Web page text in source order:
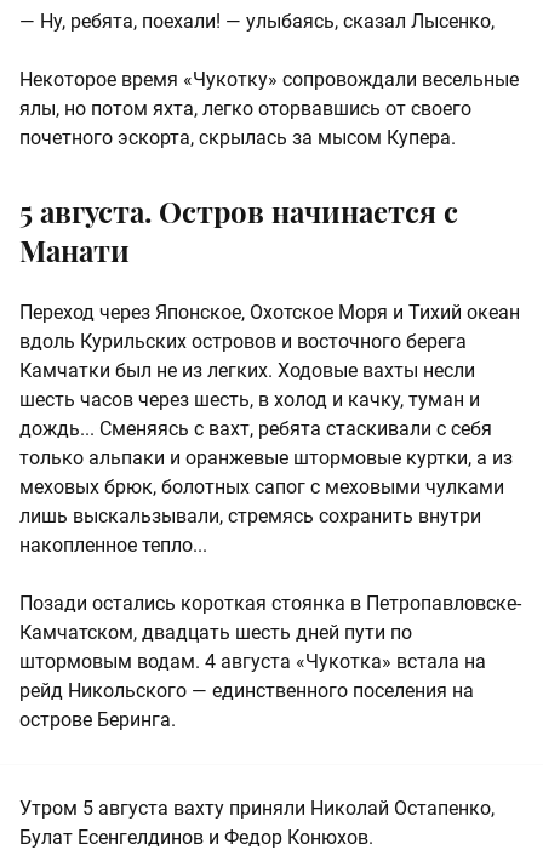
— Ну, ребята, поехали! — улыбаясь, сказал Лысенко,
Некоторое время «Чукотку» сопровождали весельные
ялы, но потом яхта, легко оторвавшись от своего
почетного эскорта, скрылась за мысом Купера.
5 августа. Остров начинается с
Манати
Переход через Японское, Охотское Моря и Тихий океан
вдоль Курильских островов и восточного берега
Камчатки был не из легких. Ходовые вахты несли
шесть часов через шесть, в холод и качку, туман и
дождь... Сменяясь с вахт, ребята стаскивали с себя
только альпаки и оранжевые штормовые куртки, а из
меховых брюк, болотных сапог с меховыми чулками
лишь выскальзывали, стремясь сохранить внутри
накопленное тепло...
Позади остались короткая стоянка в Петропавловске-
Камчатском, двадцать шесть дней пути по
штормовым водам. 4 августа «Чукотка» встала на
рейд Никольского — единственного поселения на
острове Беринга.
Утром 5 августа вахту приняли Николай Остапенко,
Булат Есенгелдинов и Федор Конюхов.